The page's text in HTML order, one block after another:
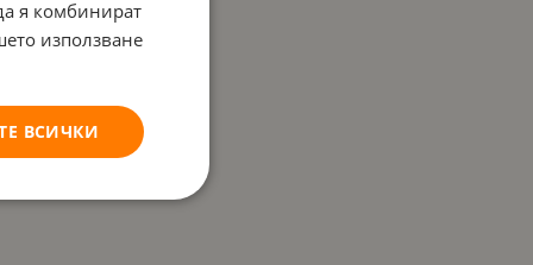
я комбинират
използване
ВСИЧКИ